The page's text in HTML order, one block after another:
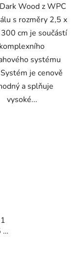
Wood z WPC
s rozměry 2,5 x
cm je součástí
komplexního
systému
je cenově
a splňuje
vysoké...
x